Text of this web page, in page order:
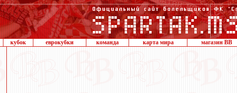
кубок еврокубки команда карта мира магазин ВВ